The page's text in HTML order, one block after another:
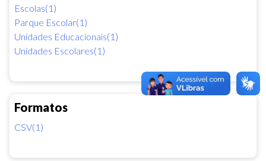
Escolas(1)
Parque Escolar(1)
Unidades Educacionais(1)
Unidades Escolares(1)
Formatos
CSV(1)